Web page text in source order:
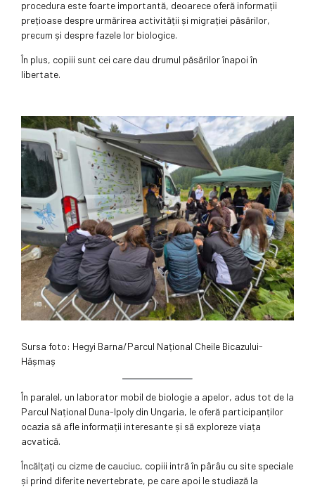
procedura este foarte importantă, deoarece oferă informații
prețioase despre urmărirea activității și migrației păsărilor,
precum și despre fazele lor biologice.
În plus, copiii sunt cei care dau drumul păsărilor înapoi în
libertate.
Sursa foto: Hegyi Barna/Parcul Național Cheile Bicazului-
Hășmaș
În paralel, un laborator mobil de biologie a apelor, adus tot de la
Parcul Național Duna-Ipoly din Ungaria, le oferă participanților
ocazia să afle informații interesante și să exploreze viața
acvatică.
Încălțați cu cizme de cauciuc, copiii intră în pârâu cu site speciale
și prind diferite nevertebrate, pe care apoi le studiază la